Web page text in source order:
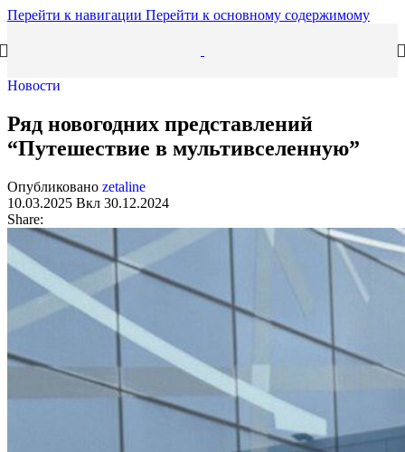
Перейти к навигации Перейти к основному содержимому
Новости
Ряд новогодних представлений
“Путешествие в мультивселенную”
Опубликовано zetaline
10.03.2025 Вкл 30.12.2024
Share: